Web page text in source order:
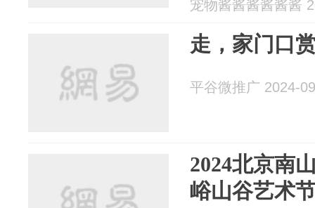
宠物酱酱酱酱酱酱
走，家门口
平谷微推广 2024-
2024北京南
峪山谷艺术